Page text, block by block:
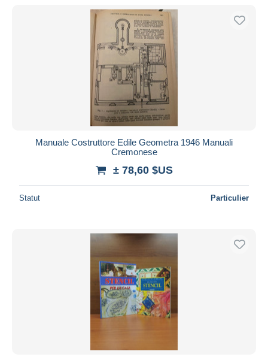
Uniquement en réduction
Livraison gratuite
Méthodes de paiement
Virement bancaire
Mastercard
Bancontact
Maestro
Appliquer
Manuale Costruttore Edile Geometra 1946 Manuali
Cremonese
± 78,60 $US
Statut Particulier